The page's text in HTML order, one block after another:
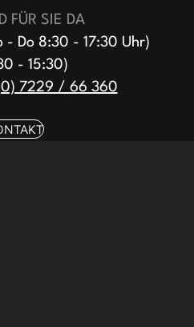
FÜR SIE DA
- Do 8:30 - 17:30 Uhr)
- 15:30)
7229 / 66 360